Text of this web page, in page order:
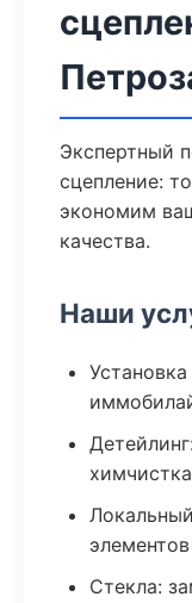
Экспертный
сцепление:
экономим
качества.
Наши
химчистка
элементов
Стекла: